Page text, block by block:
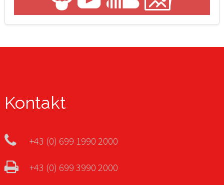
Kontakt
+43 (0) 699 1990 2000
+43 (0) 699 3990 2000